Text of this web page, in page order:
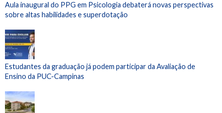
Aula inaugural do PPG em Psicologia debaterá novas perspectivas
sobre altas habilidades e superdotação
Estudantes da graduação já podem participar da Avaliação de
Ensino da PUC-Campinas